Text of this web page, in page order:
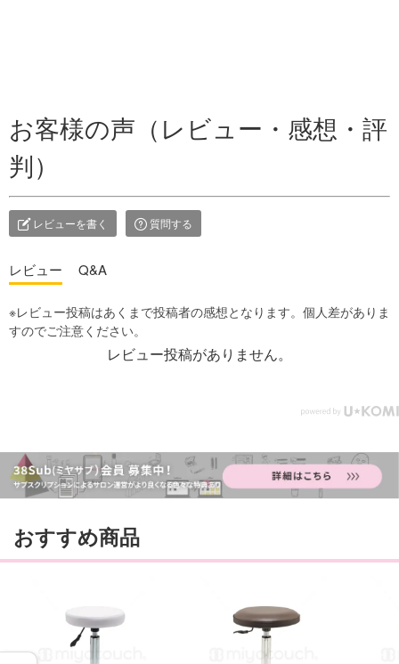
お客様の声（レビュー・感想・評
判）
レビューを書く 質問する
レビュー Q&A
レビュー投稿がありません。
おすすめ商品